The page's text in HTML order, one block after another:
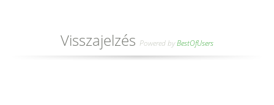
Visszajelzés Powered byBestOfUsers